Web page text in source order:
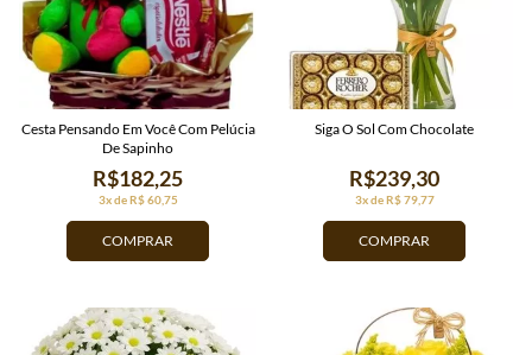
COMPRAR
3x de R$ 60,75
R$182,25
Cesta Pensando Em Você Com Pelúcia
De Sapinho
COMPRAR
3x de R$ 79,77
R$239,30
Siga O Sol Com Chocolate